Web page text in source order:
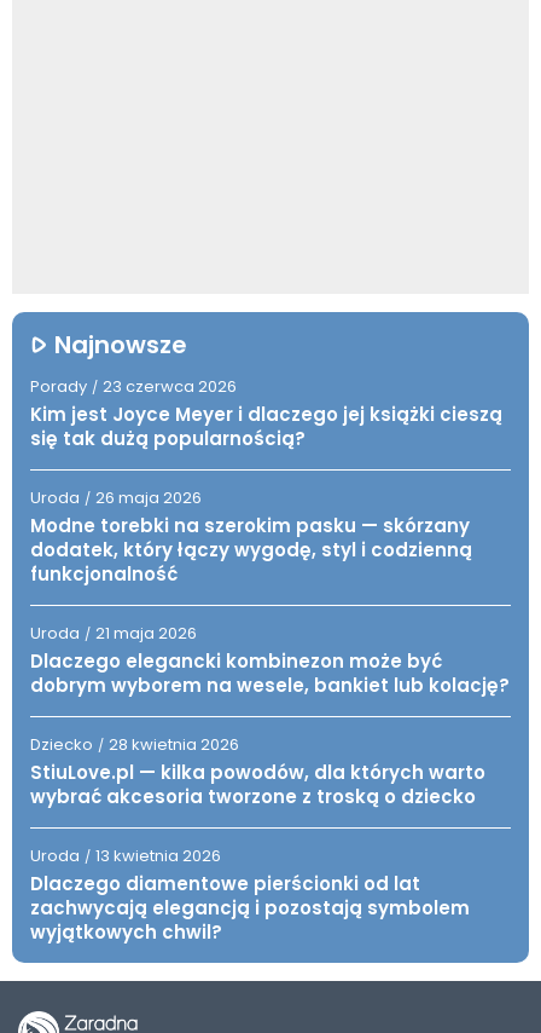
Najnowsze
Porady / 23 czerwca 2026
Kim jest Joyce Meyer i dlaczego jej książki cieszą
się tak dużą popularnością?
Uroda / 26 maja 2026
Modne torebki na szerokim pasku — skórzany
dodatek, który łączy wygodę, styl i codzienną
funkcjonalność
Uroda / 21 maja 2026
Dlaczego elegancki kombinezon może być
dobrym wyborem na wesele, bankiet lub kolację?
Dziecko / 28 kwietnia 2026
StiuLove.pl — kilka powodów, dla których warto
wybrać akcesoria tworzone z troską o dziecko
Uroda / 13 kwietnia 2026
Dlaczego diamentowe pierścionki od lat
zachwycają elegancją i pozostają symbolem
wyjątkowych chwil?